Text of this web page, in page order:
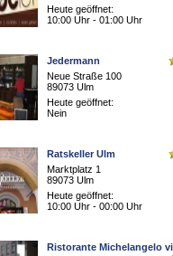
Heute geöffnet:
10:00 Uhr - 01:00 Uhr
Jedermann
Neue Straße 100
89073 Ulm
Heute geöffnet:
Nein
Ratskeller Ulm
Marktplatz 1
89073 Ulm
Heute geöffnet:
10:00 Uhr - 00:00 Uhr
Ristorante Michelangelo